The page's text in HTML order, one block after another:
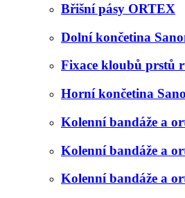
Břišní pásy ORTEX
Dolní končetina
Fixace kloubů prstů
Horní končetina
Kolenní bandáže a
Kolenní bandáže a
Kolenní bandáže a